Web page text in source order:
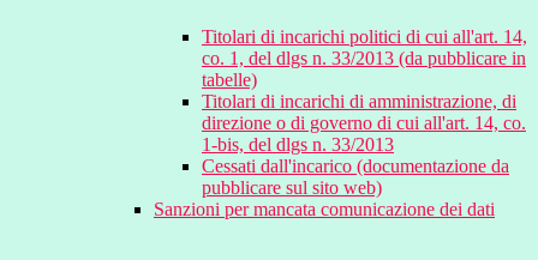
Titolari di incarichi politici di cui all'art. 14,
co. 1, del dlgs n. 33/2013 (da pubblicare in
tabelle)
Titolari di incarichi di amministrazione, di
direzione o di governo di cui all'art. 14, co.
1-bis, del dlgs n. 33/2013
Cessati dall'incarico (documentazione da
pubblicare sul sito web)
Sanzioni per mancata comunicazione dei dati